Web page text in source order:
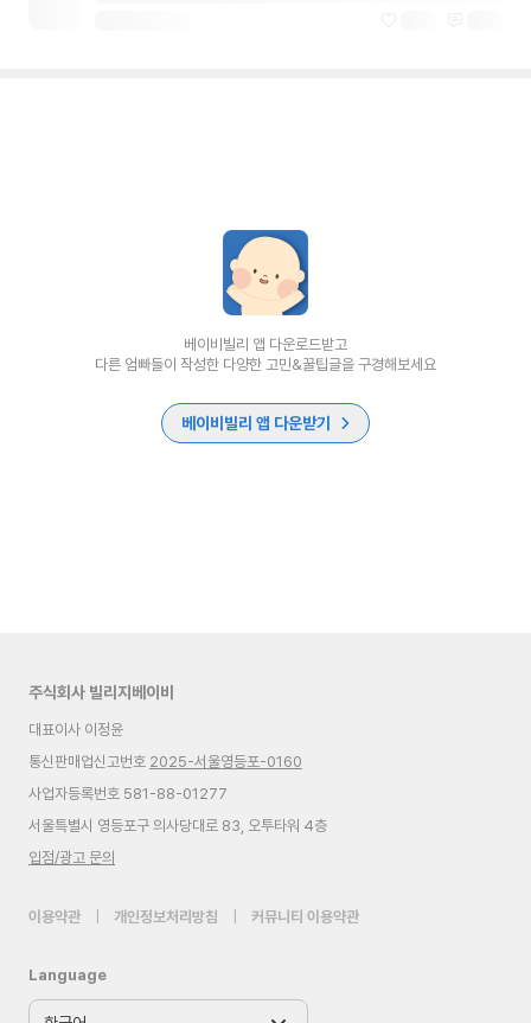
베이비빌리 앱 다운로드받고
다른 엄빠들이 작성한 다양한 고민&꿀팁글을 구경해보세요
베이비빌리 앱 다운받기
주식회사 빌리지베이비
대표이사 이정윤
통신판매업신고번호 2025-서울영등포-0160
사업자등록번호 581-88-01277
서울특별시 영등포구 의사당대로 83, 오투타워 4층
입점/광고 문의
이용약관 개인정보처리방침 커뮤니티 이용약관
Language